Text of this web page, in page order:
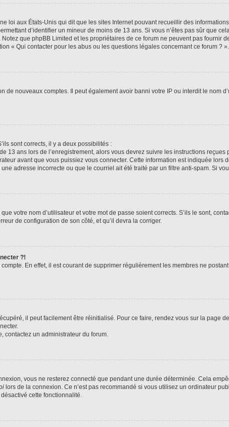
loi aux États-Unis qui dit que les sites Internet pouvant recueillir des
d’identifier un mineur de moins de 13 ans. Si vous n’êtes pas sûr que
que phpBB Limited et les propriétaires de ce forum ne peuvent pas fournir
« Qui contacter pour les abus ou les questions légales concernant ce forum ? ».
de nouveaux comptes. Il peut également avoir banni votre IP ou interdit le nom
sont corrects, il y a deux possibilités :
13 ans lors de l’enregistrement, alors vous devrez suivre les instructions
avant que vous puissiez vous connecter. Cette information est indiquée lors
adresse incorrecte ou que le courriel ait été traité par un filtre anti-spam. Si
votre nom d’utilisateur et votre mot de passe soient corrects. S’ils le sont,
de configuration de son côté, et qu’il devra la corriger.
?!
En effet, il est courant de supprimer régulièrement les membres ne
il peut facilement être réinitialisé. Pour ce faire, rendez vous sur la page
contactez un administrateur du forum.
vous ne resterez connecté que pendant une durée déterminée. Cela
lors de la connexion. Ce n’est pas recommandé si vous utilisez un ordinateur
cette fonctionnalité.